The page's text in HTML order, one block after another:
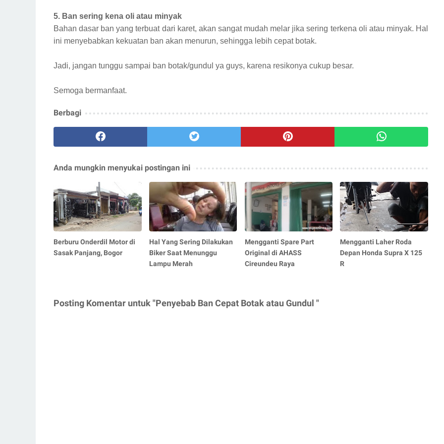
5. Ban sering kena oli atau minyak
Bahan dasar ban yang terbuat dari karet, akan sangat mudah melar jika sering terkena oli atau minyak. Hal
ini menyebabkan kekuatan ban akan menurun, sehingga lebih cepat botak.
Jadi, jangan tunggu sampai ban botak/gundul ya guys, karena resikonya cukup besar.
Semoga bermanfaat.
Berbagi
Anda mungkin menyukai postingan ini
Berburu Onderdil Motor di
Sasak Panjang, Bogor
Hal Yang Sering Dilakukan
Biker Saat Menunggu
Lampu Merah
Mengganti Spare Part
Original di AHASS
Cireundeu Raya
Mengganti Laher Roda
Depan Honda Supra X 125
R
Posting Komentar untuk "Penyebab Ban Cepat Botak atau Gundul "